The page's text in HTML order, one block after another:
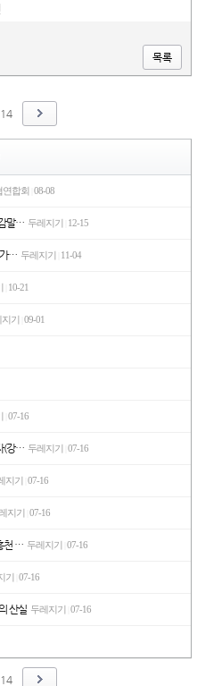
목록
14
연합회 08-08
말… 두레지기 12-15
가… 두레지기 11-04
10-21
지기 09-01
07-16
(강… 두레지기 07-16
지기 07-16
지기 07-16
천 … 두레지기 07-16
기 07-16
산실 두레지기 07-16
14